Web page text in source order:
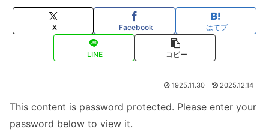
X Facebook はてブ
LINE コピー
1925.11.30 2025.12.14
This content is password protected. Please enter your
password below to view it.